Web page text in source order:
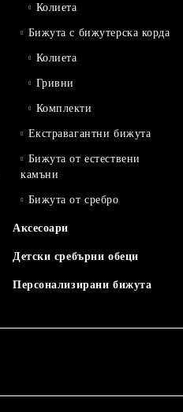
Колиета
Бижута с бижутерска корда
Колиета
Гривни
Комплекти
Екстравагантни бижута
Бижута от естествени
камъни
Бижута от сребро
Аксесоари
Детски сребърни обеци
Персонализирани бижута